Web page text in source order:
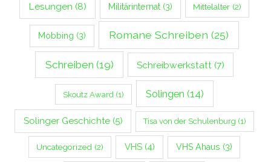
Lesungen (8) Militärinternat(3) Mittelalter(2)
Mobbing (3) Romane Schreiben (25)
Schreiben (19) Schreibwerkstatt (7)
Skoutz Award (1) Solingen (14)
Solinger Geschichte(5) Tisa von der Schulenburg (1)
Uncategorized (2) VHS(4) VHS Ahaus (3)